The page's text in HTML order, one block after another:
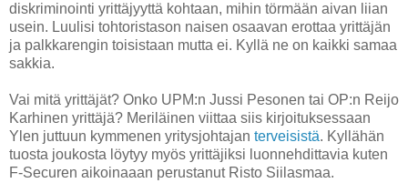
diskriminointi yrittäjyyttä kohtaan, mihin törmään aivan liian
usein. Luulisi tohtoristason naisen osaavan erottaa yrittäjän
ja palkkarengin toisistaan mutta ei. Kyllä ne on kaikki samaa
sakkia.
Vai mitä yrittäjät? Onko UPM:n Jussi Pesonen tai OP:n Reijo
Karhinen yrittäjä? Meriläinen viittaa siis kirjoituksessaan
Ylen juttuun kymmenen yritysjohtajan terveisistä. Kyllähän
tuosta joukosta löytyy myös yrittäjiksi luonnehdittavia kuten
F-Securen aikoinaaan perustanut Risto Siilasmaa.